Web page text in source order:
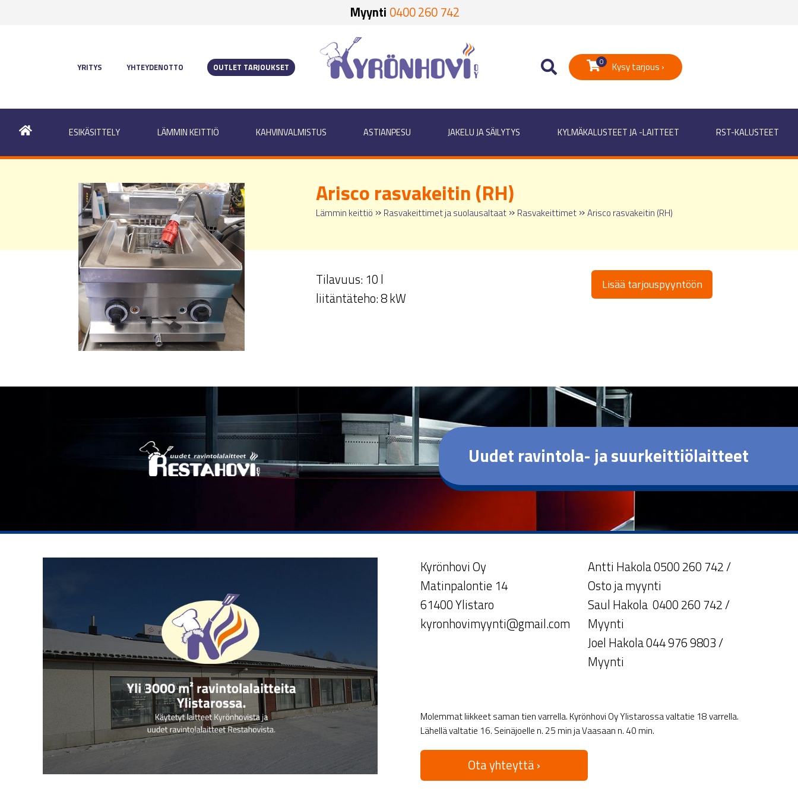
Myynti 0400 260 742
YRITYS YHTEYDENOTTO OUTLET TARJOUKSET
0 Kysy tarjous ›
ESIKÄSITTELY LÄMMIN KEITTIÖ KAHVINVALMISTUS ASTIANPESU JAKELU JA SÄILYTYS KYLMÄKALUSTEET JA -LAITTEET RST-KALUSTEET
Arisco rasvakeitin (RH)
Lämmin keittiö » Rasvakeittimet ja suolausaltaat » Rasvakeittimet »Arisco rasvakeitin (RH)
Tilavuus: 10 l
liitäntäteho: 8 kW
Lisää tarjouspyyntöön
Uudet ravintola- ja suurkeittiölaitteet
Kyrönhovi Oy
Matinpalontie 14
61400 Ylistaro
kyronhovimyynti@gmail.com
Antti Hakola 0500 260 742 /
Osto ja myynti
Saul Hakola 0400 260 742 /
Myynti
Joel Hakola 044 976 9803 /
Myynti
Molemmat liikkeet saman tien varrella. Kyrönhovi Oy Ylistarossa valtatie 18 varrella.
Lähellä valtatie 16. Seinäjoelle n. 25 min ja Vaasaan n. 40 min.
Ota yhteyttä ›